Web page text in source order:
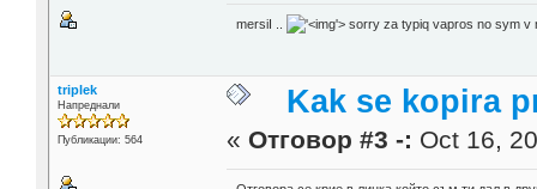
mersiI .. '> sorry za typiq vapros no sym v
triplek
Напреднали
Публикации: 564
Kak se kopira
« Отговор #3 -: Oct 16,